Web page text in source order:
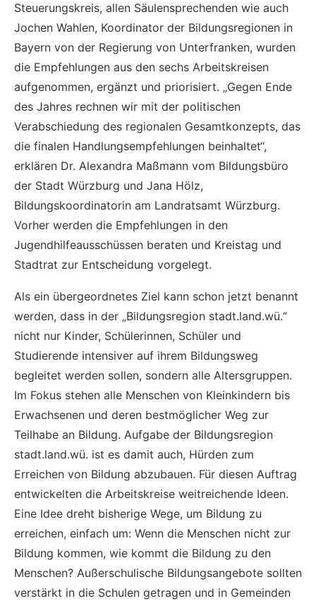
Steuerungskreis, allen Säulensprechenden wie auch
Jochen Wahlen, Koordinator der Bildungsregionen in
Bayern von der Regierung von Unterfranken, wurden
die Empfehlungen aus den sechs Arbeitskreisen
aufgenommen, ergänzt und priorisiert. „Gegen Ende
des Jahres rechnen wir mit der politischen
Verabschiedung des regionalen Gesamtkonzepts, das
die finalen Handlungsempfehlungen beinhaltet“,
erklären Dr. Alexandra Maßmann vom Bildungsbüro
der Stadt Würzburg und Jana Hölz,
Bildungskoordinatorin am Landratsamt Würzburg.
Vorher werden die Empfehlungen in den
Jugendhilfeausschüssen beraten und Kreistag und
Stadtrat zur Entscheidung vorgelegt.
Als ein übergeordnetes Ziel kann schon jetzt benannt
werden, dass in der „Bildungsregion stadt.land.wü.“
nicht nur Kinder, Schülerinnen, Schüler und
Studierende intensiver auf ihrem Bildungsweg
begleitet werden sollen, sondern alle Altersgruppen.
Im Fokus stehen alle Menschen von Kleinkindern bis
Erwachsenen und deren bestmöglicher Weg zur
Teilhabe an Bildung. Aufgabe der Bildungsregion
stadt.land.wü. ist es damit auch, Hürden zum
Erreichen von Bildung abzubauen. Für diesen Auftrag
entwickelten die Arbeitskreise weitreichende Ideen.
Eine Idee dreht bisherige Wege, um Bildung zu
erreichen, einfach um: Wenn die Menschen nicht zur
Bildung kommen, wie kommt die Bildung zu den
Menschen? Außerschulische Bildungsangebote sollten
verstärkt in die Schulen getragen und in Gemeinden